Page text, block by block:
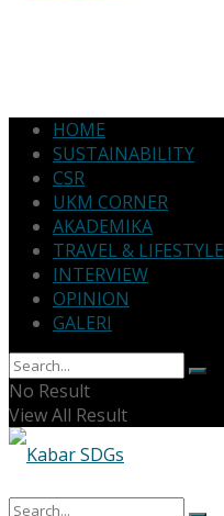
HOME
SUSTAINABILITY
CSR
UKM CORNER
AKADEMIKA
TRAVEL & LIFESTYLE
INTERVIEW
OPINION
GALERI
No Result
View All Result